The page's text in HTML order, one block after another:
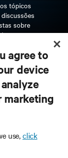
tópicos
sobre
center.
agree to
device
marketing
use,click